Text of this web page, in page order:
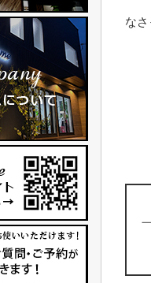
なさ